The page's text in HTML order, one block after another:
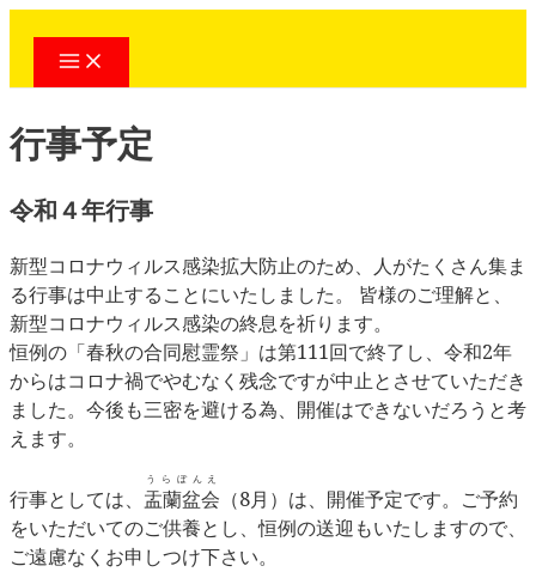
ツ
へ
ス
キ
ッ
プ
Main
Menu
行事予定
令和４年行事
新型コロナウィルス感染拡大防止のため、人がたくさん集ま
る行事は中止することにいたしました。 皆様のご理解と、
新型コロナウィルス感染の終息を祈ります。
恒例の「春秋の合同慰霊祭」は第111回で終了し、令和2年
からはコロナ禍でやむなく残念ですが中止とさせていただき
ました。今後も三密を避ける為、開催はできないだろうと考
えます。
行事としては、 盂蘭盆会
うらぼんえ
（8月）は、開催予定です。ご予約
をいただいてのご供養とし、恒例の送迎もいたしますので、
ご遠慮なくお申しつけ下さい。